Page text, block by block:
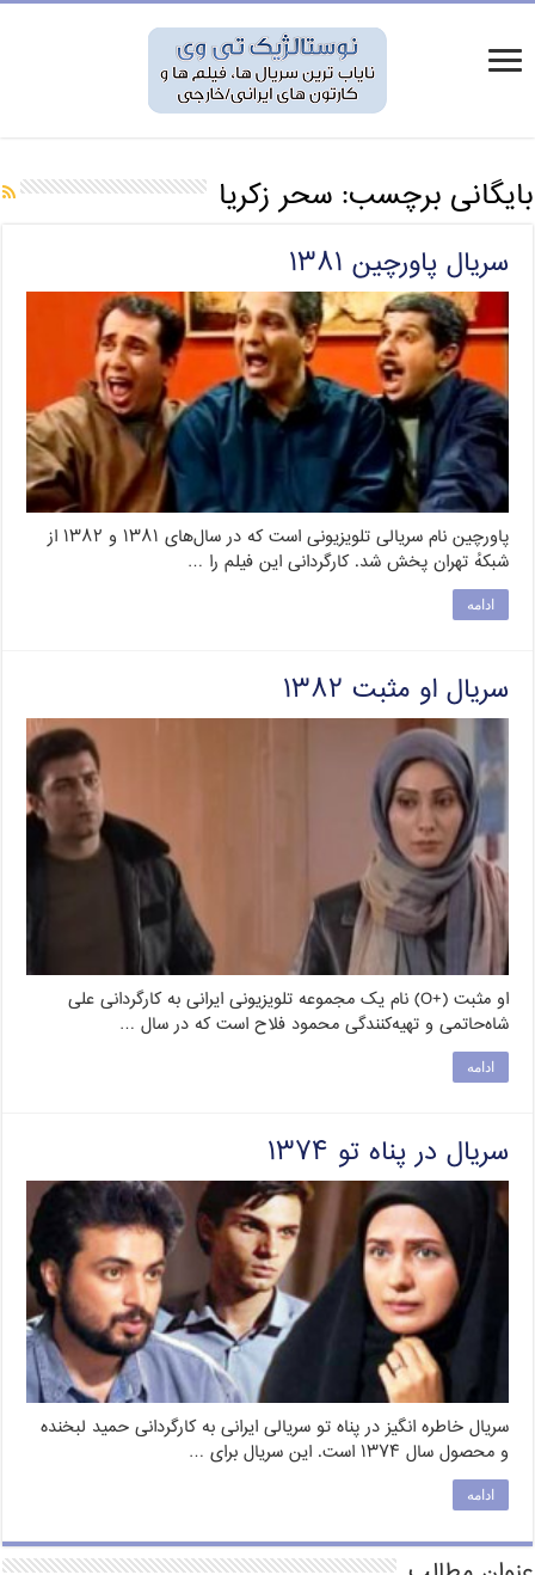
بایگانی برچسب:سحر زکریا
سریال پاورچین ۱۳۸۱
پاورچین نام سریالی تلویزیونی است که در سال‌های ۱۳۸۱ و ۱۳۸۲ از
شبکهٔ تهران پخش شد. کارگردانی این فیلم را …
ادامه
سریال او مثبت ۱۳۸۲
او مثبت (+O) نام یک مجموعه تلویزیونی ایرانی به کارگردانی علی
شاه‌حاتمی و تهیه‌کنندگی محمود فلاح است که در سال …
ادامه
سریال در پناه تو ۱۳۷۴
سریال خاطره انگیز در پناه تو سریالی ایرانی به کارگردانی حمید لبخنده
و محصول سال ۱۳۷۴ است. این سریال برای …
ادامه